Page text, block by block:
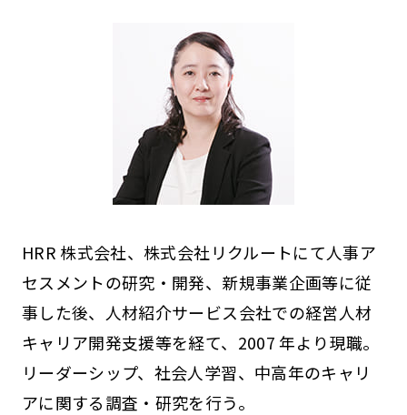
HRR 株式会社、株式会社リクルートにて人事ア
セスメントの研究・開発、新規事業企画等に従
事した後、人材紹介サービス会社での経営人材
キャリア開発支援等を経て、2007 年より現職。
リーダーシップ、社会人学習、中高年のキャリ
アに関する調査・研究を行う。